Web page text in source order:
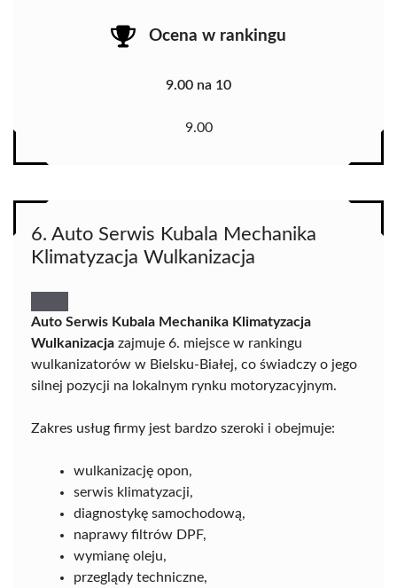
Ocena w rankingu
9.00 na 10
9.00
6. Auto Serwis Kubala Mechanika
Klimatyzacja Wulkanizacja
Auto Serwis Kubala Mechanika Klimatyzacja
Wulkanizacja zajmuje 6. miejsce w rankingu
wulkanizatorów w Bielsku-Białej, co świadczy o jego
silnej pozycji na lokalnym rynku motoryzacyjnym.
Zakres usług firmy jest bardzo szeroki i obejmuje:
wulkanizację opon,
serwis klimatyzacji,
diagnostykę samochodową,
naprawy filtrów DPF,
wymianę oleju,
przeglądy techniczne,